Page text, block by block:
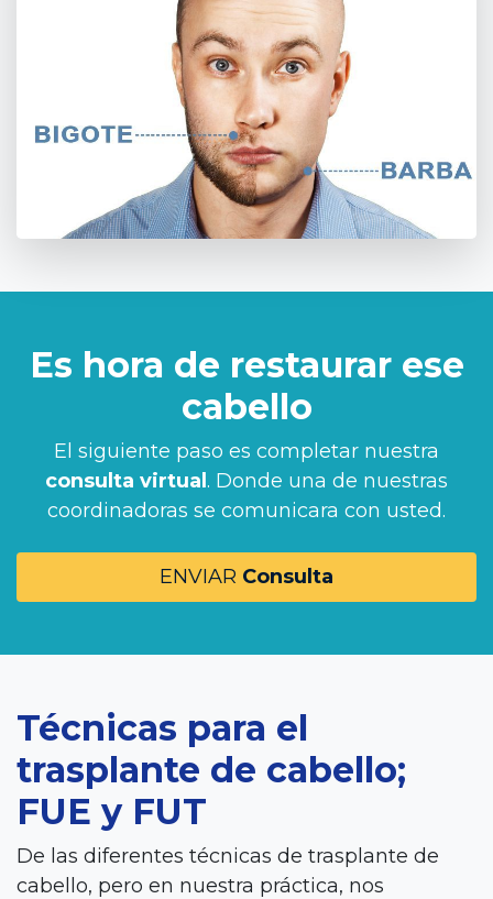
Es hora de restaurar ese
cabello
El siguiente paso es completar nuestra
consulta virtual . Donde una de nuestras
coordinadoras se comunicara con usted.
ENVIAR Consulta
Técnicas para el
trasplante de cabello;
FUE y FUT
De las diferentes técnicas de trasplante de
cabello, pero en nuestra práctica, nos